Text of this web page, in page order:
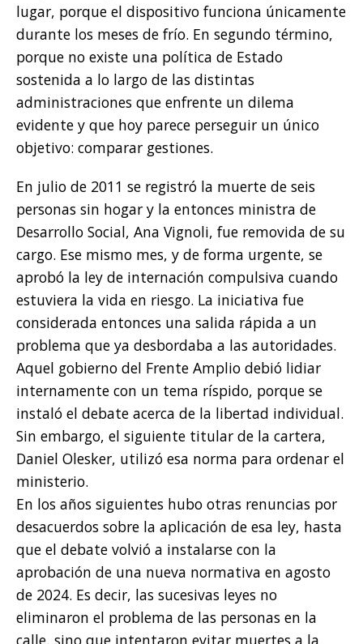
lugar, porque el dispositivo funciona únicamente
durante los meses de frío. En segundo término,
porque no existe una política de Estado
sostenida a lo largo de las distintas
administraciones que enfrente un dilema
evidente y que hoy parece perseguir un único
objetivo: comparar gestiones.
En julio de 2011 se registró la muerte de seis
personas sin hogar y la entonces ministra de
Desarrollo Social, Ana Vignoli, fue removida de su
cargo. Ese mismo mes, y de forma urgente, se
aprobó la ley de internación compulsiva cuando
estuviera la vida en riesgo. La iniciativa fue
considerada entonces una salida rápida a un
problema que ya desbordaba a las autoridades.
Aquel gobierno del Frente Amplio debió lidiar
internamente con un tema ríspido, porque se
instaló el debate acerca de la libertad individual.
Sin embargo, el siguiente titular de la cartera,
Daniel Olesker, utilizó esa norma para ordenar el
ministerio.
En los años siguientes hubo otras renuncias por
desacuerdos sobre la aplicación de esa ley, hasta
que el debate volvió a instalarse con la
aprobación de una nueva normativa en agosto
de 2024. Es decir, las sucesivas leyes no
eliminaron el problema de las personas en la
calle, sino que intentaron evitar muertes a la